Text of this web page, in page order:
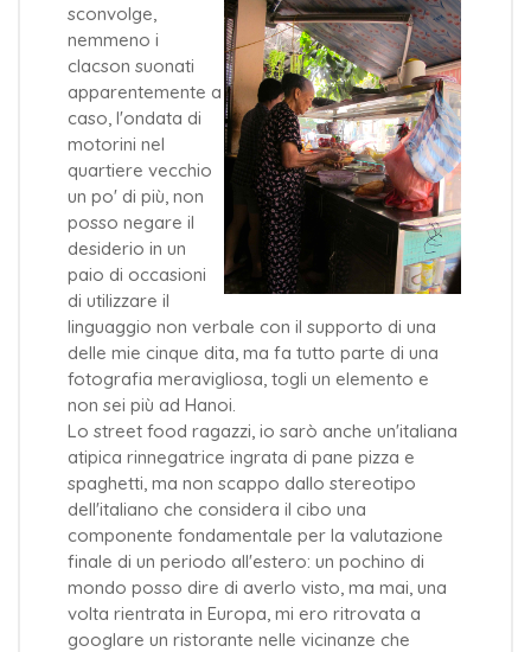
sconvolge,
nemmeno i
clacson suonati
apparentemente a
caso, l'ondata di
motorini nel
quartiere vecchio
un po' di più, non
posso negare il
desiderio in un
paio di occasioni
di utilizzare il
linguaggio non verbale con il supporto di una
delle mie cinque dita, ma fa tutto parte di una
fotografia meravigliosa, togli un elemento e
non sei più ad Hanoi.
Lo street food ragazzi, io sarò anche un'italiana
atipica rinnegatrice ingrata di pane pizza e
spaghetti, ma non scappo dallo stereotipo
dell'italiano che considera il cibo una
componente fondamentale per la valutazione
finale di un periodo all'estero: un pochino di
mondo posso dire di averlo visto, ma mai, una
volta rientrata in Europa, mi ero ritrovata a
googlare un ristorante nelle vicinanze che